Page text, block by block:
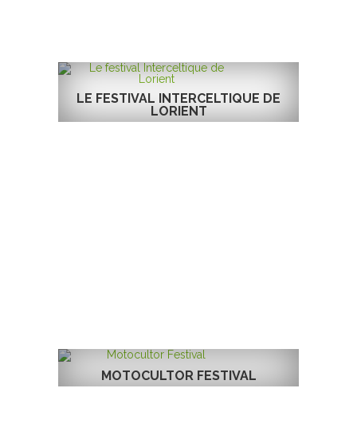
LE FESTIVAL INTERCELTIQUE DE
LORIENT
MOTOCULTOR FESTIVAL